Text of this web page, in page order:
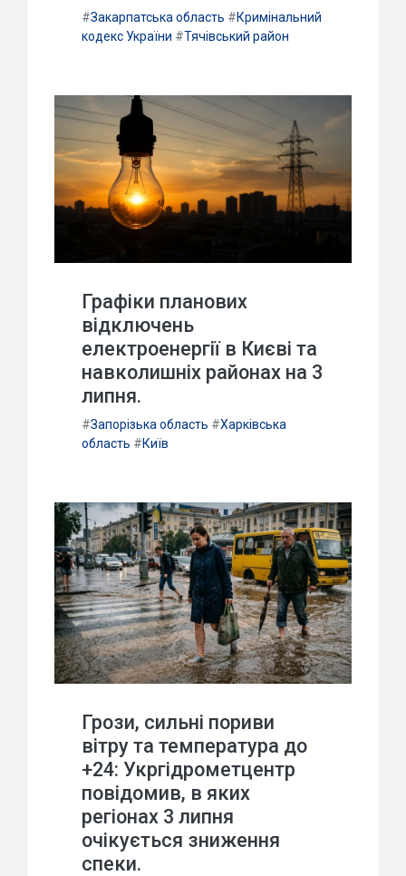
#Закарпатська область #Кримінальний
кодекс України #Тячівський район
Графіки планових
відключень
електроенергії в Києві та
навколишніх районах на 3
липня.
#Запорізька область #Харківська
область #Київ
Грози, сильні пориви
вітру та температура до
+24: Укргідрометцентр
повідомив, в яких
регіонах 3 липня
очікується зниження
спеки.